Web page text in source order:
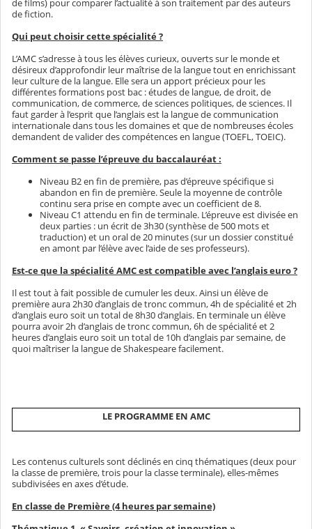
de films) pour comparer l’actualité à son traitement par des auteurs
de fiction.
Qui peut choisir cette spécialité ?
L’AMC s’adresse à tous les élèves curieux, ouverts sur le monde et
désireux d’approfondir leur maîtrise de la langue tout en enrichissant
leur culture de la langue. Elle sera un apport précieux pour les
différentes formations post bac : études de langue, de droit, de
communication, de commerce, de sciences politiques, de sciences. Il
faut garder à l’esprit que l’anglais est la langue de communication
internationale dans tous les domaines et que de nombreuses écoles
demandent de valider des compétences en langue (TOEFL, TOEIC).
Comment se passe l’épreuve du baccalauréat :
Niveau B2 en fin de première, pas d’épreuve spécifique si
abandon en fin de première. Seule la moyenne de contrôle
continu sera prise en compte avec un coefficient de 8.
Niveau C1 attendu en fin de terminale. L’épreuve est divisée en
deux parties : un écrit de 3h30 (synthèse de 500 mots et
traduction) et un oral de 20 minutes (sur un dossier constitué
en amont par l’élève avec l’aide de ses professeurs).
Est-ce que la spécialité AMC est compatible avec l’anglais euro ?
Il est tout à fait possible de cumuler les deux. Ainsi un élève de
première aura 2h30 d’anglais de tronc commun, 4h de spécialité et 2h
d’anglais euro soit un total de 8h30 d’anglais. En terminale un élève
pourra avoir 2h d’anglais de tronc commun, 6h de spécialité et 2
heures d’anglais euro soit un total de 10h d’anglais par semaine, de
quoi maîtriser la langue de Shakespeare facilement.
LE PROGRAMME EN AMC
Les contenus culturels sont déclinés en cinq thématiques (deux pour
la classe de première, trois pour la classe terminale), elles-mêmes
subdivisées en axes d’étude.
En classe de Première (4 heures par semaine)